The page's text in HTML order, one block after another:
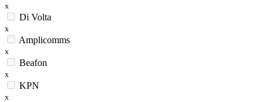
x
Di Volta
x
Amplicomms
x
Beafon
x
KPN
x